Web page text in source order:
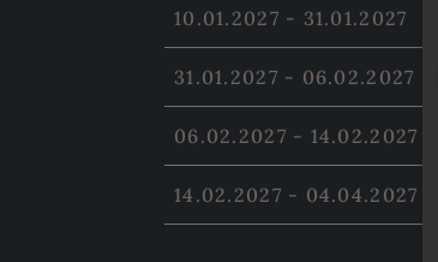
10.01.2027 - 31.01.2027
31.01.2027 - 06.02.2027
06.02.2027 - 14.02.2027
14.02.2027 - 04.04.2027